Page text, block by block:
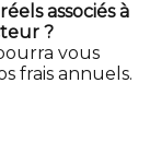
associés à
?
vous
frais annuels.